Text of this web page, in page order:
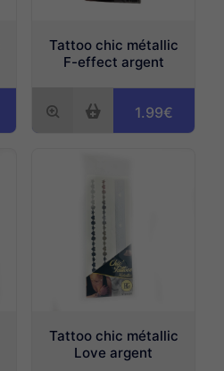
Tattoo chic métallic
F-effect argent
1.99€
Tattoo chic métallic
Love argent